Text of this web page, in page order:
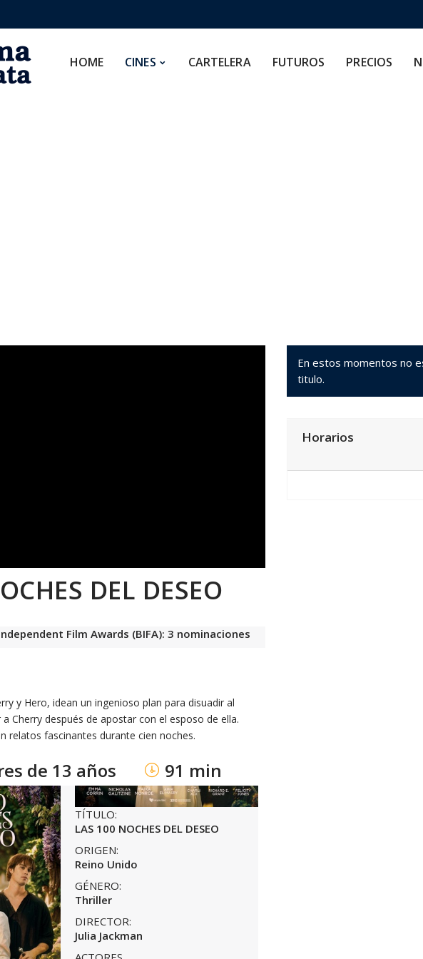
HOME CINES CARTELERA FUTUROS PRECIOS
DEL DESEO
Film Awards (BIFA): 3 nominaciones
y Hero, idean un ingenioso plan para disuadir al
Cherry después de apostar con el esposo de ella.
relatos fascinantes durante cien noches.
de 13 años 91 min
TÍTULO:
LAS 100 NOCHES DEL DESEO
ORIGEN:
Reino Unido
GÉNERO:
Thriller
DIRECTOR:
Julia Jackman
En estos momentos no
titulo.
Horarios